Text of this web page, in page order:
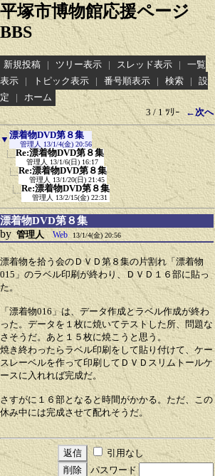
平塚市博物館応援ページ
BBS
新規投稿 | ツリー表示 | スレッド表示 |
一覧
表示
| トピック表示 | 番号順表示 | 検索 |
設
定
|
ホーム
3 / 1 ﾂﾘｰ ←次へ
▼ 漂着物DVD第８集
管理人 13/1/4(金) 20:56
Re:漂着物DVD第８集
管理人 13/1/6(日) 16:17
Re:漂着物DVD第８集
管理人 13/1/20(日) 21:45
Re:漂着物DVD第８集
管理人 13/2/15(金) 22:31
漂着物DVD第８集
by 管理人 Web 13/1/4(金) 20:56
漂着物を拾う会のＤＶＤ第８集の片割れ「漂着物
015」のラベル印刷が終わり、ＤＶＤ１６部に貼っ
た。
「漂着物016」は、データ作成とラベル作成が終わ
った。データを１枚に焼いてテストした所、問題な
さそうだ。あと１５枚に焼こうと思う。
焼き終わったらラベル印刷をして貼り付けて、ケー
スレーベルを作って印刷してＤＶＤスリムトールケ
ースに入れれば完成だ。
さすがに１６部となると時間がかかる。ただ、この
休み中には完成させて配れそうだ。
引用なし
パスワード